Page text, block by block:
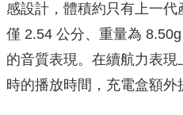
感設計，體積約只有上一
僅 2.54 公分、重量為
的音質表現。在續航力表
時的播放時間，充電盒額外